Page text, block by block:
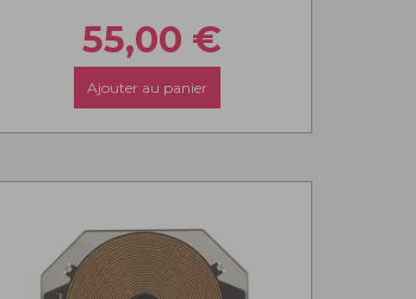
55,00 €
Ajouter au panier